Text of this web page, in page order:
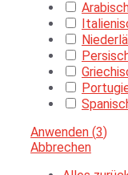
Anwenden (3)
Abbrechen